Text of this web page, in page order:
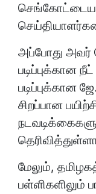
அப்போது அவர்
படிப்புக்கான
படிப்புக்கான
சிறப்பான
மேலும்,
பள்ளிகளிலும்